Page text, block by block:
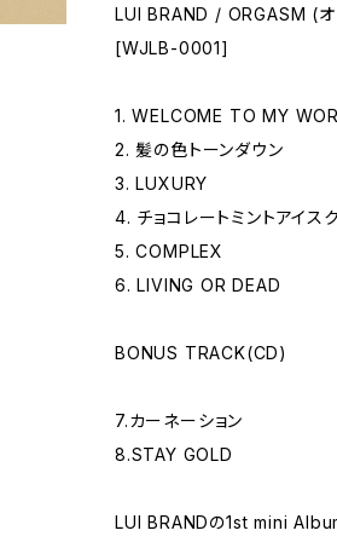
LUI BRAND / ORGASM (
[WJLB-0001]
1. WELCOME TO MY
2. 髪の色トーンダウン
3. LUXURY
4. チョコレートミントアイス
5. COMPLEX
6. LIVING OR DEAD
BONUS TRACK(CD)
7.カーネーション
8.STAY GOLD
LUI BRANDの1st mini Album